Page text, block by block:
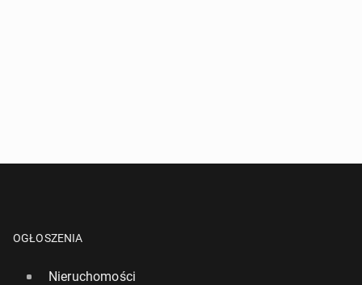
OGŁOSZENIA
Nieruchomości